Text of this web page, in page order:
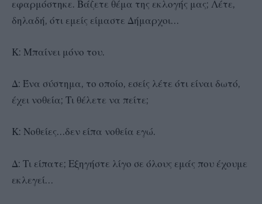
εφαρμόστηκε. Βάζετε θέμα της εκλογής μας; Λέτε,
δηλαδή, ότι εμείς είμαστε Δήμαρχοι…
Κ: Μπαίνει μόνο του.
Δ: Ένα σύστημα, το οποίο, εσείς λέτε ότι είναι δωτό,
έχει νοθεία; Τι θέλετε να πείτε;
Κ: Νοθείες…δεν είπα νοθεία εγώ.
Δ: Τι είπατε; Εξηγήστε λίγο σε όλους εμάς που έχουμε
εκλεγεί…